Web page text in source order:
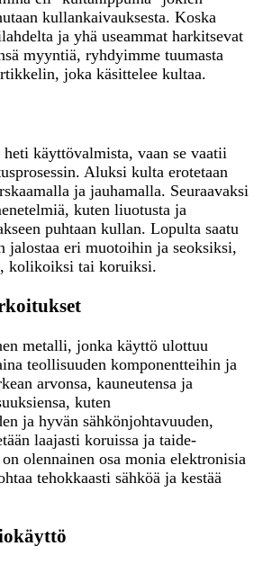
kullankaivauksesta. Koska
ja yhä useammat harkitsevat
myyntiä, ryhdyimme tuumasta
joka käsittelee kultaa.
käyttövalmista, vaan se vaatii
Aluksi kulta erotetaan
ja jauhamalla. Seuraavaksi
kuten liuotusta ja
puhtaan kullan. Lopulta saatu
jalostaa eri muotoihin ja seoksiksi,
kolikoiksi tai koruiksi.
metalli, jonka käyttö ulottuu
teollisuuden komponentteihin ja
arvonsa, kauneutensa ja
kuten
ja hyvän sähkönjohtavuuden,
laajasti koruissa ja taide-
olennainen osa monia elektronisia
tehokkaasti sähköä ja kestää